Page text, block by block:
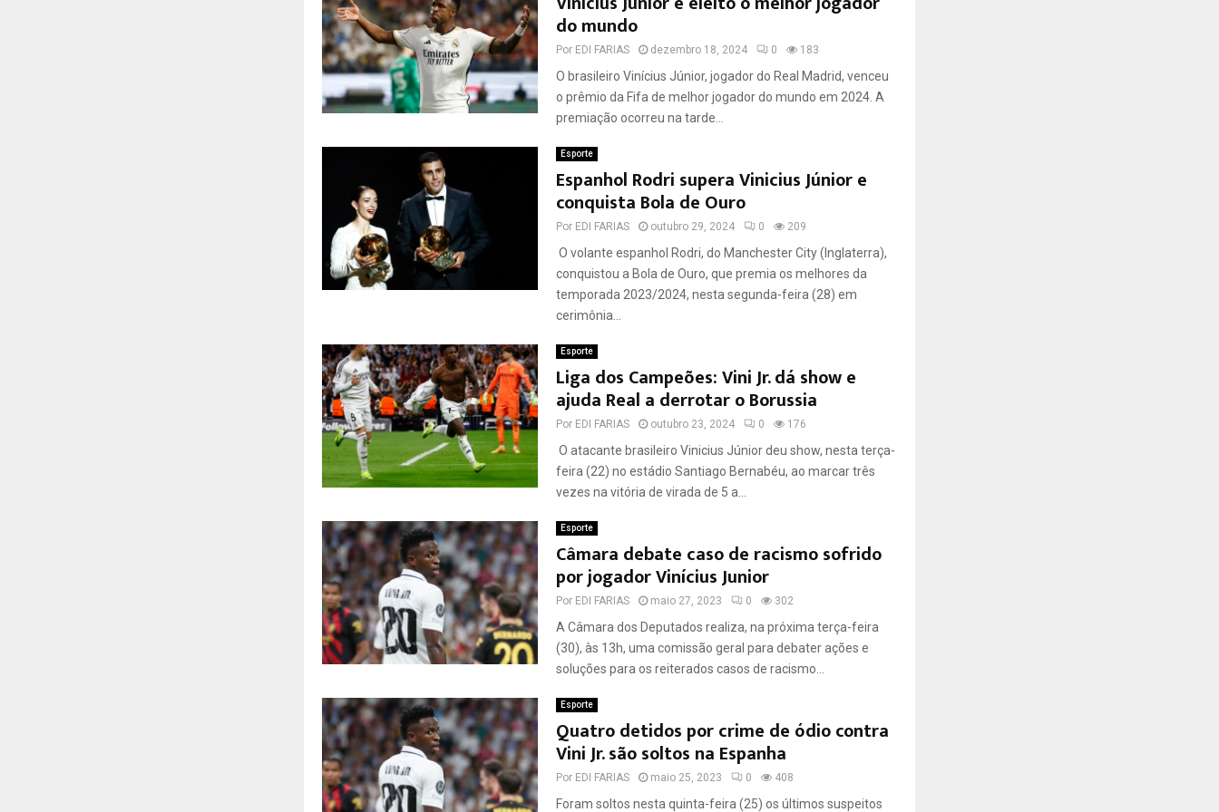
do mundo
Por EDI FARIAS dezembro 18, 2024 0 183
O brasileiro Vinícius Júnior, jogador do Real Madrid, venceu
o prêmio da Fifa de melhor jogador do mundo em 2024. A
premiação ocorreu na tarde...
Esporte
Espanhol Rodri supera Vinicius Júnior e
conquista Bola de Ouro
Por EDI FARIAS outubro 29, 2024 0 209
O volante espanhol Rodri, do Manchester City (Inglaterra),
conquistou a Bola de Ouro, que premia os melhores da
temporada 2023/2024, nesta segunda-feira (28) em
cerimônia...
Esporte
Liga dos Campeões: Vini Jr. dá show e
ajuda Real a derrotar o Borussia
Por EDI FARIAS outubro 23, 2024 0 176
O atacante brasileiro Vinicius Júnior deu show, nesta terça-
feira (22) no estádio Santiago Bernabéu, ao marcar três
vezes na vitória de virada de 5 a...
Esporte
Câmara debate caso de racismo sofrido
por jogador Vinícius Junior
Por EDI FARIAS maio 27, 2023 0 302
A Câmara dos Deputados realiza, na próxima terça-feira
(30), às 13h, uma comissão geral para debater ações e
soluções para os reiterados casos de racismo...
Esporte
Quatro detidos por crime de ódio contra
Vini Jr. são soltos na Espanha
Por EDI FARIAS maio 25, 2023 0 408
Foram soltos nesta quinta-feira (25) os últimos suspeitos